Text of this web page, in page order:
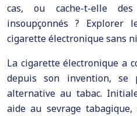
cas, ou cache-t-elle des
insoupçonnés ? Explorer
cigarette électronique sans
La cigarette électronique a
depuis son invention, se
alternative au tabac.
aide au sevrage